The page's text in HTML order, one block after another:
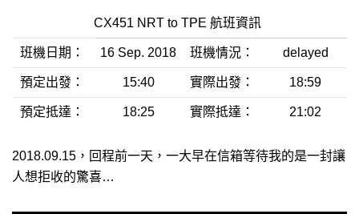
CX451 NRT to TPE 航班資訊
班機日期： 16 Sep. 2018 班機情況： delayed
預定出發： 15:40 實際出發： 18:59
預定抵達： 18:25 實際抵達： 21:02
2018.09.15，回程前一天，一大早在信箱等待我的是一封讓
人想拒收的驚喜…